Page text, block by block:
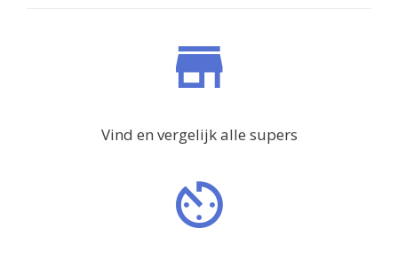
Vind en vergelijk alle supers